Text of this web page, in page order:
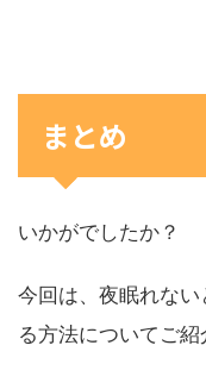
まとめ
いかがでしたか？
今回は、夜眠れな
る方法についてご紹